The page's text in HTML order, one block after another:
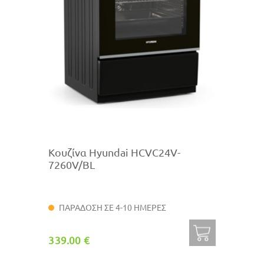
Κουζίνα Hyundai HCVC24V-
7260V/BL
ΠΑΡΑΔΟΣΗ ΣΕ 4-10 ΗΜΕΡΕΣ
339.00 €